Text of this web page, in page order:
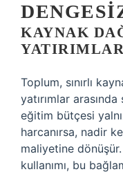
KAYNAK
Toplum, sınırlı
yatırımlar
eğitim bütçesi
harcanırsa, nadir
maliyetine
kullanımı, bu